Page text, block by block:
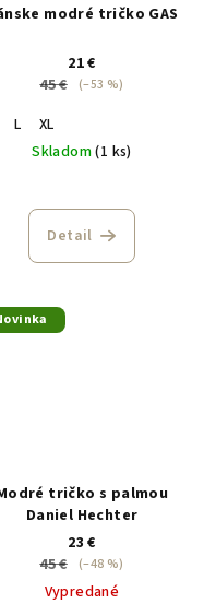
modré tričko GAS
21 €
45 €
(–53 %)
L
XL
Skladom(1 ks)
Detail
tričko s palmou
Daniel Hechter
23 €
45 €
(–48 %)
Vypredané